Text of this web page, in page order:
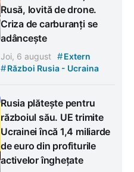
Rusă, lovită de drone.
Criza de carburanți se
adâncește
Joi, 6 august #Extern
#Război Rusia - Ucraina
Rusia plătește pentru
războiul său. UE trimite
Ucrainei încă 1,4 miliarde
de euro din profiturile
activelor înghețate